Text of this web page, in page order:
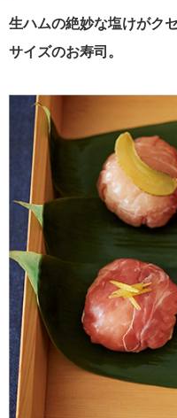
生ハムの絶妙な塩けがク
サイズのお寿司。